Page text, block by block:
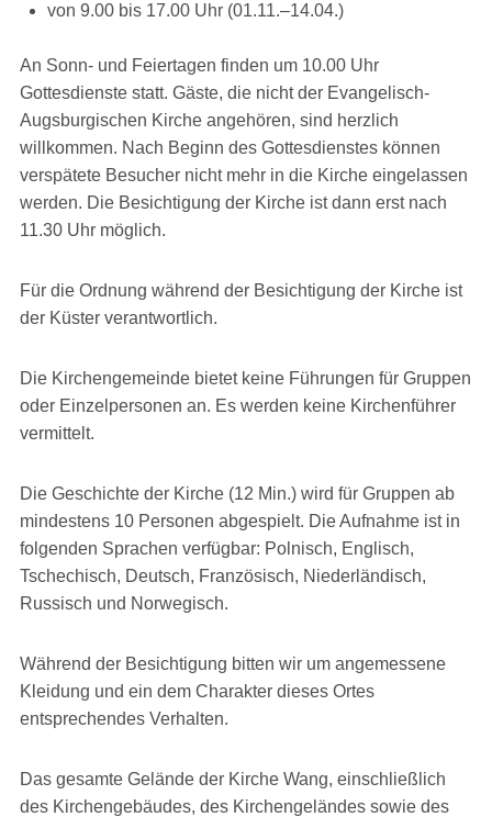
von 9.00 bis 17.00 Uhr (01.11.–14.04.)
An Sonn- und Feiertagen finden um 10.00 Uhr
Gottesdienste statt. Gäste, die nicht der Evangelisch-
Augsburgischen Kirche angehören, sind herzlich
willkommen. Nach Beginn des Gottesdienstes können
verspätete Besucher nicht mehr in die Kirche eingelassen
werden. Die Besichtigung der Kirche ist dann erst nach
11.30 Uhr möglich.
Für die Ordnung während der Besichtigung der Kirche ist
der Küster verantwortlich.
Die Kirchengemeinde bietet keine Führungen für Gruppen
oder Einzelpersonen an. Es werden keine Kirchenführer
vermittelt.
Die Geschichte der Kirche (12 Min.) wird für Gruppen ab
mindestens 10 Personen abgespielt. Die Aufnahme ist in
folgenden Sprachen verfügbar: Polnisch, Englisch,
Tschechisch, Deutsch, Französisch, Niederländisch,
Russisch und Norwegisch.
Während der Besichtigung bitten wir um angemessene
Kleidung und ein dem Charakter dieses Ortes
entsprechendes Verhalten.
Das gesamte Gelände der Kirche Wang, einschließlich
des Kirchengebäudes, des Kirchengeländes sowie des